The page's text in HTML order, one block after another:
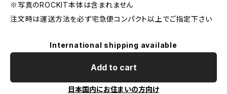
※写真のROCKIT本体は含まれません
注文時は運送方法を必ず宅急便コンパクト以上でご指定下さい
International shipping available
Add to cart
日本国内にお住まいの方向け